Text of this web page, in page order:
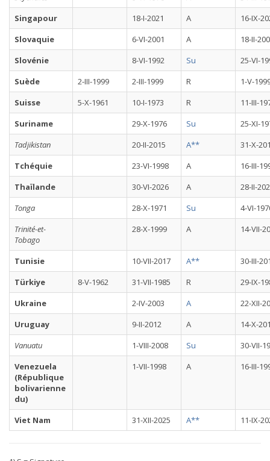
Singapour
18-I-2021 A
16-IX-
Slovaquie
6-VI-2001 A
18-II-
Slovénie
8-VI-1992 Su
25-VI-
Suède
2-III-1999 2-III-1999 R
1-V-
Suisse
5-X-1961 10-I-1973 R
11-III-
Suriname
29-X-1976 Su
25-XI-
Tadjikistan
20-II-2015 A**
31-X-
Tchéquie
23-VI-1998 A
16-III-
Thaïlande
30-VI-2026 A
28-II-
Tonga
28-X-1971 Su
4-VI-
Trinité-et-
Tobago
28-X-1999 A 14-VII-
Tunisie 10-VII-2017 A**
30-III-
Türkiye
8-V-1962 31-VII-1985 R
29-IX-
Ukraine
2-IV-2003 A
22-XII-
Uruguay
9-II-2012 A
14-X-
Vanuatu
1-VIII-2008 Su
30-VII-
Venezuela
(République
bolivarienne
du)
1-VII-1998 A 16-III-
Viet Nam 31-XII-2025 A** 11-IX-